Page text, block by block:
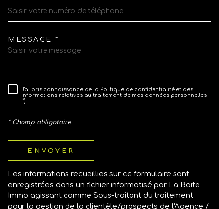
MESSAGE *
RÈGLEMENTATION
J'ai pris connaissance de la Politique de confidentialité et des
informations relatives au traitement de mes données personnelles
(*)
* Champ obligatoire
ENVOYER
Les informations recueillies sur ce formulaire sont
enregistrées dans un fichier informatisé par La Boite
Immo agissant comme Sous-traitant du traitement
pour la gestion de la clientèle/prospects de l'Agence /